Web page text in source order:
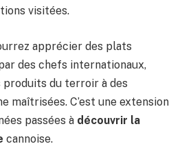
visitées.
apprécier des plats
des chefs internationaux,
du terroir à des
maîtrisées. C’est une extension
passées à découvrir la
cannoise.